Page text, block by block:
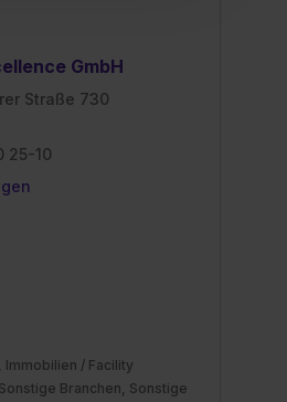
GVO). Die USA
Einwilligung
Punkt
Klick auf
GmbH
Straße 730
25-10
/ Facility
Branchen, Sonstige